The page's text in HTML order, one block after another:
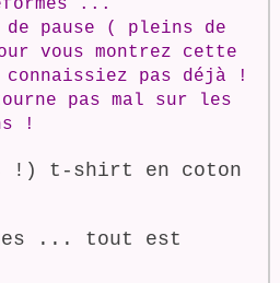
...
de pause ( pleins de
vous montrez cette
pas déjà !
pas mal sur les
!
!) t-shirt en coton
... tout est